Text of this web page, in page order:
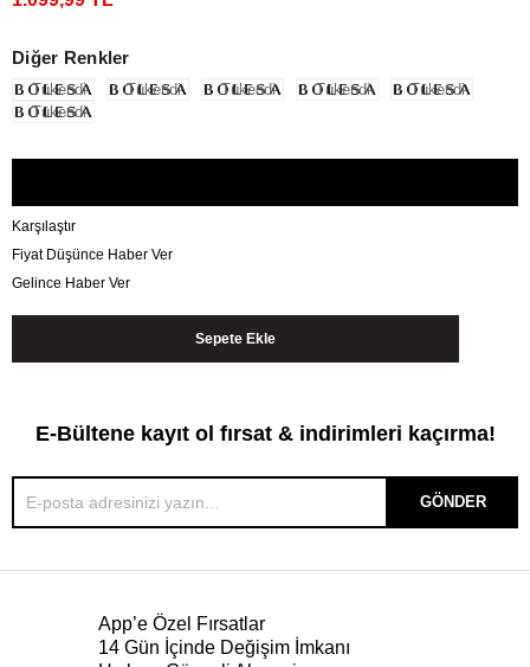
Diğer Renkler
Tükendi Tükendi Tükendi Tükendi
Tükendi
Tükendi
Karşılaştır
Fiyat Düşünce Haber Ver
Gelince Haber Ver
E-Bültene kayıt ol fırsat & indirimleri kaçırma!
GÖNDER
App’e Özel Fırsatlar
14 Gün İçinde Değişim İmkanı